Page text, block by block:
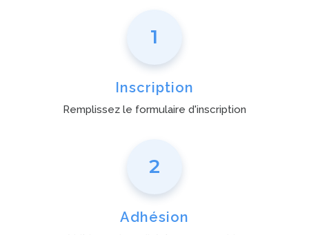
1
Inscription
Remplissez le formulaire d'inscription
2
Adhésion